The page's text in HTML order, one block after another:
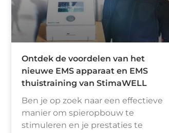
Ontdek de voordelen van het
nieuwe EMS apparaat en EMS
thuistraining van StimaWELL
Ben je op zoek naar een effectieve
manier om spieropbouw te
stimuleren en je prestaties te